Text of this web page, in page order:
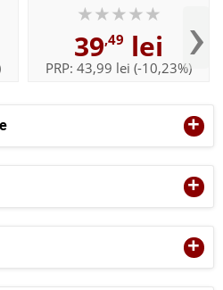
+
+
39,49 lei
PRP: 43,99 lei (-10,23%)›
+